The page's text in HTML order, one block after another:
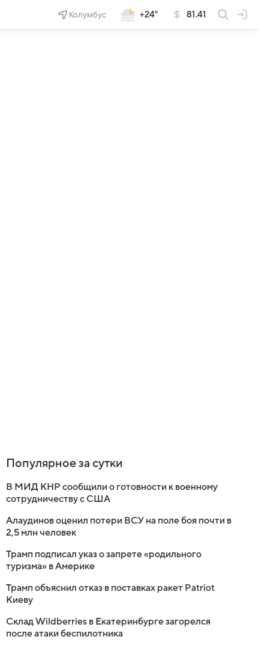
Колумбус +24° 81.41
Популярное за сутки
В МИД КНР сообщили о готовности к военному
сотрудничеству с США
Алаудинов оценил потери ВСУ на поле боя почти в
2,5 млн человек
Трамп подписал указ о запрете «родильного
туризма» в Америке
Трамп объяснил отказ в поставках ракет Patriot
Киеву
Склад Wildberries в Екатеринбурге загорелся
после атаки беспилотника